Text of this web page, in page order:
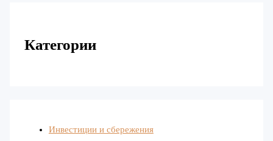
Категории
Инвестиции и сбережения